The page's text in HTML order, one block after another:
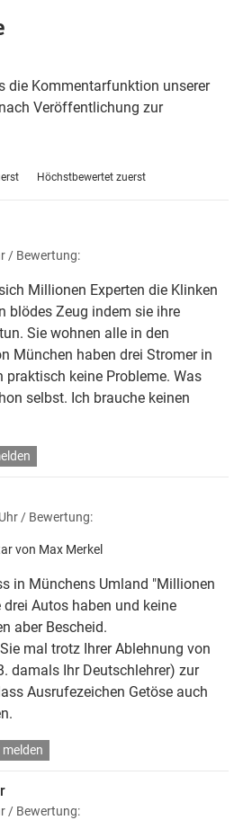
die Kommentarfunktion unserer
Veröffentlichung zur
Höchstbewertet zuerst
/ Bewertung:
Millionen Experten die Klinken
blödes Zeug indem sie ihre
Sie wohnen alle in den
München haben drei Stromer in
praktisch keine Probleme. Was
selbst. Ich brauche keinen
/ Bewertung:
von Max Merkel
in Münchens Umland "Millionen
drei Autos haben und keine
aber Bescheid.
mal trotz Ihrer Ablehnung von
damals Ihr Deutschlehrer) zur
Ausrufezeichen Getöse auch
/ Bewertung: